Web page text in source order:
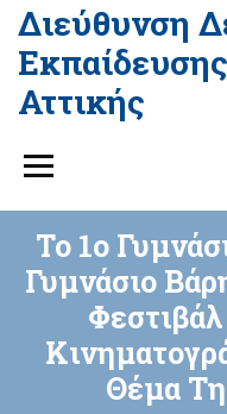
Διεύθυνση
Αττικής
Το 1ο
Γυμνάσιο
Θέμα